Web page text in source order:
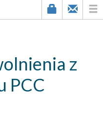
z
PCC